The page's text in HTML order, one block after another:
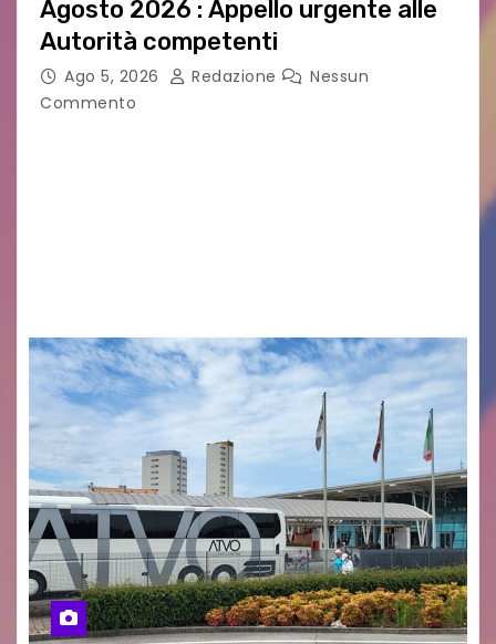
Agosto 2026 : Appello urgente alle
Autorità competenti
Ago 5, 2026 Redazione
Nessun
Commento